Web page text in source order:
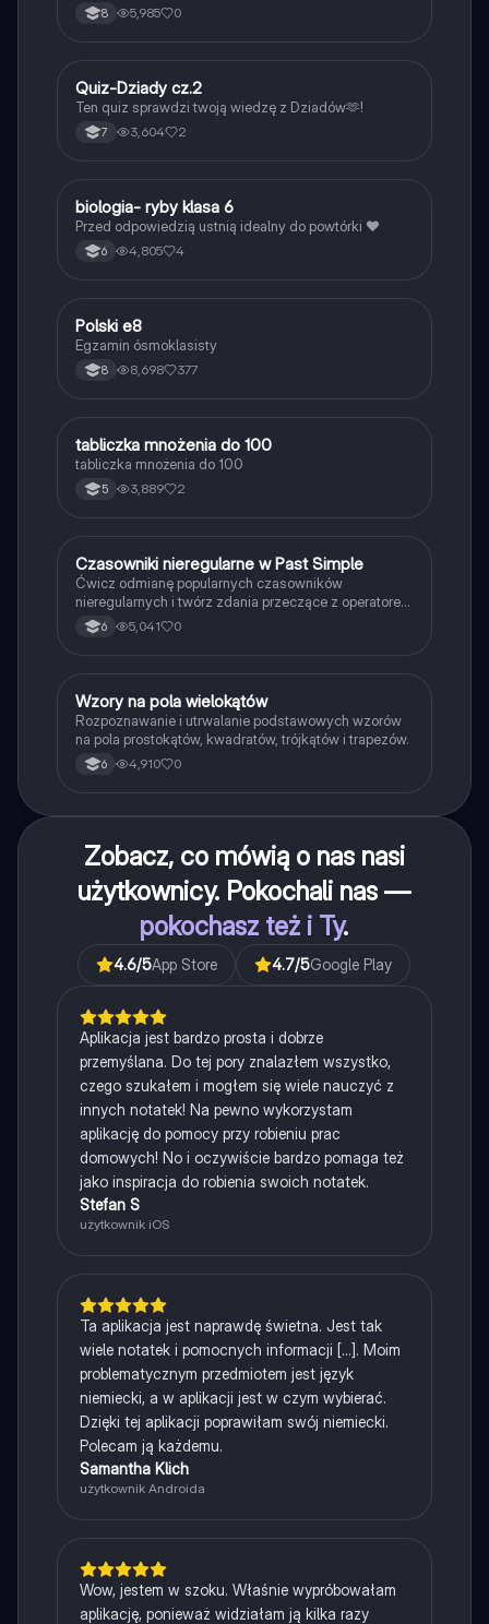
8 5,985 0
QJęzyk polski
Quiz-Dziady cz.2
Ten quiz sprawdzi twoją wiedzę z Dziadów🫶!
7 3,604 2
BBiologia
biologia- ryby klasa 6
Przed odpowiedzią ustnią idealny do powtórki ❤️
6 4,805 4
Język polski
Polski e8
Egzamin ósmoklasisty
8 8,698 377
TMatematyka
tabliczka mnożenia do 100
tabliczka mnożenia do 100
5 3,889 2
CJęzyk angielski
Czasowniki nieregularne w Past Simple
Ćwicz odmianę popularnych czasowników
nieregularnych i twórz zdania przeczące z operatorem
didn't w czasie Past Simple.
6 5,041 0
WMatematyka
Wzory na pola wielokątów
Rozpoznawanie i utrwalanie podstawowych wzorów
na pola prostokątów, kwadratów, trójkątów i trapezów.
6 4,910 0
Zobacz, co mówią o nas nasi
użytkownicy. Pokochali nas —
pokochasz też i Ty.
4.6/5App Store 4.7/5Google Play
Aplikacja jest bardzo prosta i dobrze
przemyślana. Do tej pory znalazłem wszystko,
czego szukałem i mogłem się wiele nauczyć z
innych notatek! Na pewno wykorzystam
aplikację do pomocy przy robieniu prac
domowych! No i oczywiście bardzo pomaga też
jako inspiracja do robienia swoich notatek.
Stefan S
użytkownik iOS
Ta aplikacja jest naprawdę świetna. Jest tak
wiele notatek i pomocnych informacji [...]. Moim
problematycznym przedmiotem jest język
niemiecki, a w aplikacji jest w czym wybierać.
Dzięki tej aplikacji poprawiłam swój niemiecki.
Polecam ją każdemu.
Samantha Klich
użytkownik Androida
Wow, jestem w szoku. Właśnie wypróbowałam
aplikację, ponieważ widziałam ją kilka razy